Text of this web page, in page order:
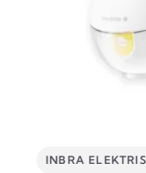
INBRA